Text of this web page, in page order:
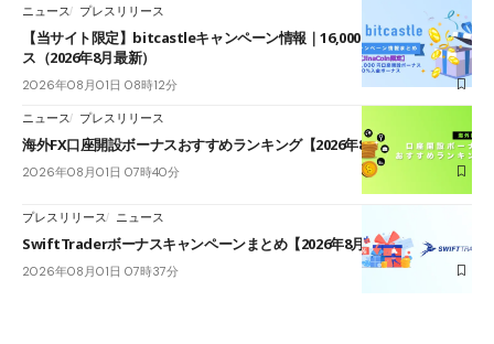
ニュース プレスリリース
【当サイト限定】bitcastleキャンペーン情報｜16,000円口座開設ボーナ
ス（2026年8月最新）
2026年08月01日 08時12分
ニュース プレスリリース
海外FX口座開設ボーナスおすすめランキング【2026年8月最新】
2026年08月01日 07時40分
プレスリリース ニュース
SwiftTraderボーナスキャンペーンまとめ【2026年8月最新】
2026年08月01日 07時37分